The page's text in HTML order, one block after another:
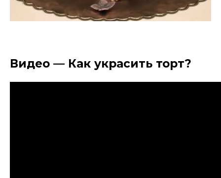
Видео — Как украсить торт?